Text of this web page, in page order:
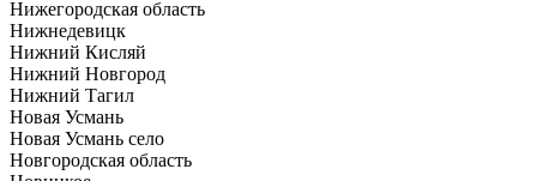
Нижегородская область
Нижнедевицк
Нижний Кисляй
Нижний Новгород
Нижний Тагил
Новая Усмань
Новая Усмань село
Новгородская область